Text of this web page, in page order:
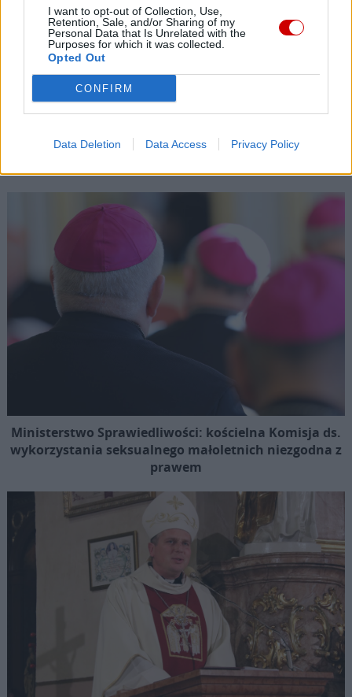
I want to opt-out of Collection, Use,
Retention, Sale, and/or Sharing of my
Personal Data that Is Unrelated with the
Purposes for which it was collected.
Opted Out
CONFIRM
Data Deletion Data Access Privacy Policy
Biskupi Meksyku: stulecie Cristiady to czas łaski
06 sierpnia 2026 | 18:32
Kard. Parolin w Meksyku: modlitwa, obecność i świadectwo
drogą do pokoju
06 sierpnia 2026 | 18:28
Ministerstwo Sprawiedliwości: kościelna Komisja ds.
wykorzystania seksualnego małoletnich niezgodna z
prawem